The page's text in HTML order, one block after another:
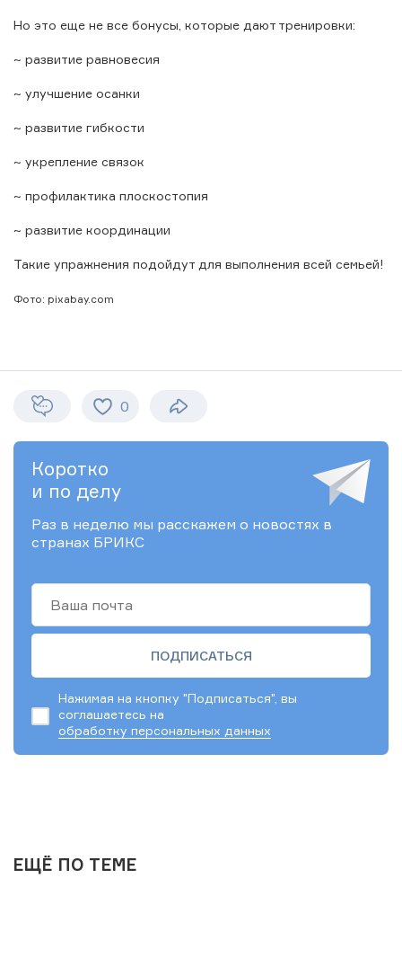
Но это еще не все бонусы, которые дают тренировки:
~ развитие равновесия
~ улучшение осанки
~ развитие гибкости
~ укрепление связок
~ профилактика плоскостопия
~ развитие координации
Такие упражнения подойдут для выполнения всей семьей!
Фото: pixabay.com
0
Коротко
и по делу
Раз в неделю мы расскажем о новостях в
странах БРИКС
Нажимая на кнопку "Подписаться", вы
соглашаетесь на
обработку персональных данных
ЕЩЁ ПО ТЕМЕ